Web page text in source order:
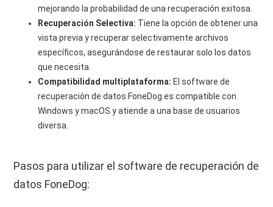
mejorando la probabilidad de una recuperación exitosa.
Recuperación Selectiva: Tiene la opción de obtener una
vista previa y recuperar selectivamente archivos
específicos, asegurándose de restaurar solo los datos
que necesita.
Compatibilidad multiplataforma: El software de
recuperación de datos FoneDog es compatible con
Windows y macOS y atiende a una base de usuarios
diversa.
Pasos para utilizar el software de recuperación de
datos FoneDog: